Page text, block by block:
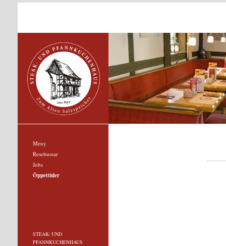
Meny
Resebussar
Jobs
Öppettider
STEAK- UND
PFANNKUCHENHAUS